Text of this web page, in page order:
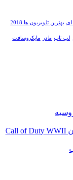
ای بهترین تلویزیون ها 2018
لپ تاپ مادر
مایکروسافت